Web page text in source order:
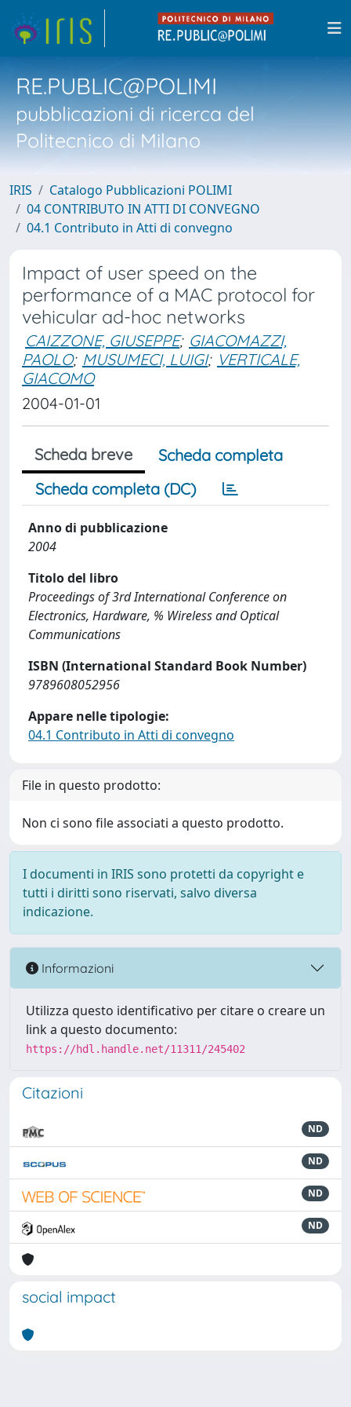
RE.PUBLIC@POLIMI
pubblicazioni di ricerca del
Politecnico di Milano
IRIS
Catalogo Pubblicazioni POLIMI
04 CONTRIBUTO IN ATTI DI CONVEGNO
04.1 Contributo in Atti di convegno
Impact of user speed on the
performance of a MAC protocol for
vehicular ad-hoc networks
CAIZZONE, GIUSEPPE; GIACOMAZZI,
PAOLO; MUSUMECI, LUIGI; VERTICALE,
GIACOMO
2004-01-01
Scheda breve
Scheda completa
Scheda completa (DC)
Anno di pubblicazione
2004
Titolo del libro
Proceedings of 3rd International Conference on
Electronics, Hardware, % Wireless and Optical
Communications
ISBN (International Standard Book Number)
9789608052956
Appare nelle tipologie:
04.1 Contributo in Atti di convegno
File in questo prodotto:
Non ci sono file associati a questo prodotto.
I documenti in IRIS sono protetti da copyright e
tutti i diritti sono riservati, salvo diversa
indicazione.
Informazioni
Utilizza questo identificativo per citare o creare un
link a questo documento:
https://hdl.handle.net/11311/245402
Citazioni
ND
ND
ND
ND
social impact